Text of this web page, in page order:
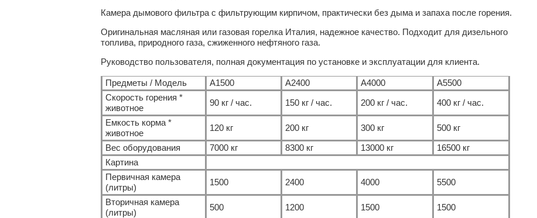
Камера дымового фильтра с фильтрующим кирпичом, практически без дыма и запаха после горения.
Оригинальная масляная или газовая горелка Италия, надежное качество. Подходит для дизельного
топлива, природного газа, сжиженного нефтяного газа.
Руководство пользователя, полная документация по установке и эксплуатации для клиента.
Предметы / Модель A1500 A2400 A4000
A5500
Скорость горения *
животное
90 кг / час. 150 кг / час. 200 кг / час.
400 кг / час.
Емкость корма *
животное
120 кг 200 кг 300 кг
500 кг
Вес оборудования
7000 кг 8300 кг 13000 кг
16500 кг
Картина
Первичная камера
(литры)
1500 2400 4000
5500
Вторичная камера
(литры)
500 1200 1500
1500